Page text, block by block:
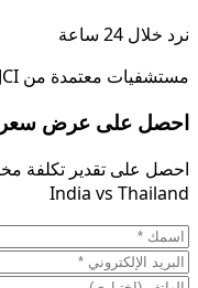
نرد خلال 24 ساعة
مستشفيات معتمدة من JCI | أكثر من 2,000 مريض
احصل على عرض سعر
احصل على تقدير تكلفة
India vs Thailand